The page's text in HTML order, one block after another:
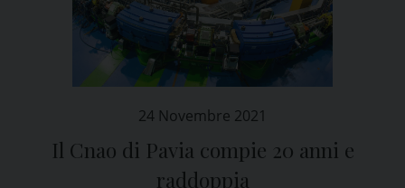
24 Novembre 2021
Il Cnao di Pavia compie 20 anni e
raddoppia